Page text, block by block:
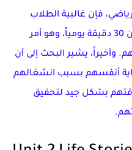
فإن غالبية الطلاب
يمارسون التمارين لمدة لا تقل عن 30 دقيقة يومياً، وهو أمر
وأخيراً، يشير البحث إلى أن
أنفسهم بسبب انشغالهم
بشكل جيد لتحقيق